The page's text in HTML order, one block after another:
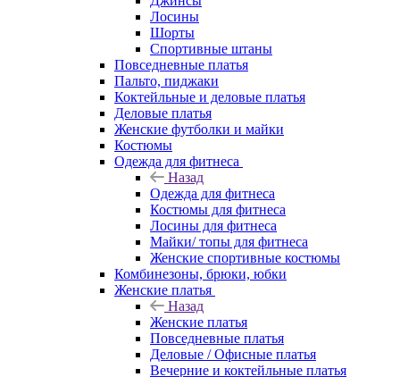
Лосины
Шорты
Спортивные штаны
Повседневные платья
Пальто, пиджаки
Коктейльные и деловые платья
Деловые платья
Женские футболки и майки
Костюмы
Одежда для фитнеса
Назад
Одежда для фитнеса
Костюмы для фитнеса
Лосины для фитнеса
Майки/ топы для фитнеса
Женские спортивные костюмы
Комбинезоны, брюки, юбки
Женские платья
Назад
Женские платья
Повседневные платья
Деловые / Офисные платья
Вечерние и коктейльные платья